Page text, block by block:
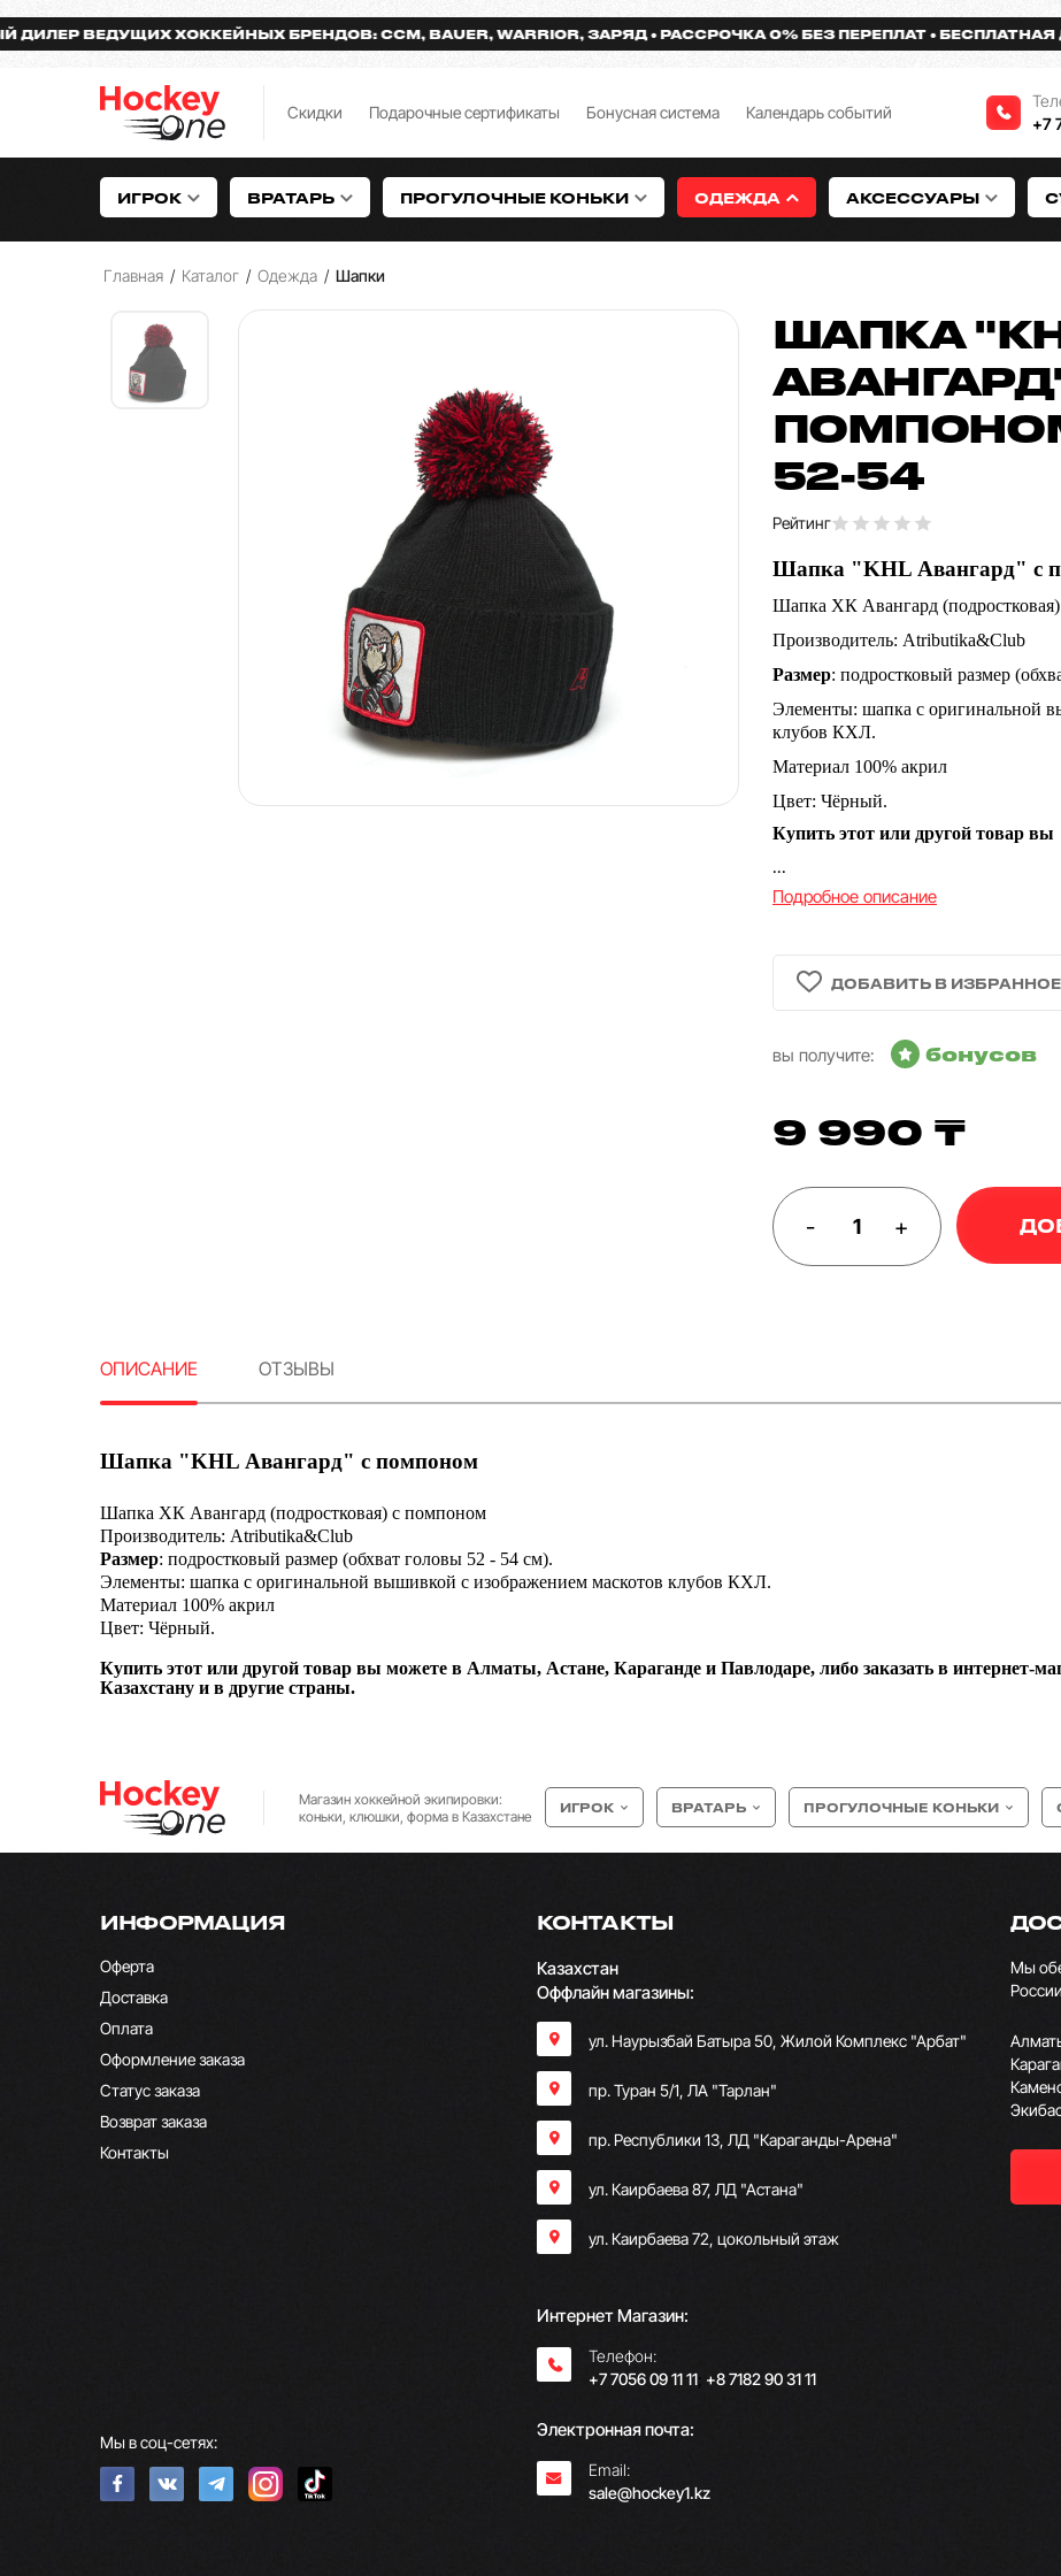
ВЕДУЩИХ ХОККЕЙНЫХ БРЕНДОВ: CCM, BAUER, WARRIOR, ЗАРЯД РАССРОЧКА 0% БЕЗ ПЕРЕПЛАТ БЕСПЛАТНАЯ
Скидки Подарочные сертификаты Бонусная система Календарь событий
+7
ИГРОК ВРАТАРЬ ПРОГУЛОЧНЫЕ КОНЬКИ ОДЕЖДА АКСЕССУАРЫ
Главная / Каталог / Одежда / Шапки
ШАПКА
52-54
Рейтинг
Шапка "KHL Авангард" с
Шапка ХК Авангард
Производитель: Atributika&Club
Размер: подростковый размер
Элементы: шапка с оригинальной
клубов КХЛ.
Материал 100% акрил
Цвет: Чёрный.
Купить этот или другой товар вы
...
Подробное описание
вы получите: бонусов
9 990 ₸
- +
ОПИСАНИЕ ОТЗЫВЫ
Шапка "KHL Авангард" с помпоном
Шапка ХК Авангард (подростковая) с помпоном
Производитель: Atributika&Club
Размер: подростковый размер (обхват головы 52 - 54 см).
Элементы: шапка с оригинальной вышивкой с изображением маскотов клубов КХЛ.
Материал 100% акрил
Цвет: Чёрный.
Купить этот или другой товар вы можете в Алматы, Астане, Караганде и Павлодаре, либо заказать в интернет-
Казахстану и в другие страны.
Магазин хоккейной экипировки:
коньки, клюшки, форма в Казахстане
ИГРОК ВРАТАРЬ ПРОГУЛОЧНЫЕ КОНЬКИ
ИНФОРМАЦИЯ
Оферта
Доставка
Оплата
Оформление заказа
Статус заказа
Возврат заказа
Контакты
Мы в соц-сетях:
КОНТАКТЫ
Казахстан
Оффлайн магазины:
ул. Наурызбай Батыра 50, Жилой Комплекс "Арбат"
пр. Туран 5/1, ЛА "Тарлан"
пр. Республики 13, ​ЛД "Караганды-Арена"
ул. Каирбаева 87, ЛД "Астана"
ул. Каирбаева 72, цокольный этаж
Интернет Магазин:
Телефон:
+7 7056 09 11 11; +8 7182 90 31 11
Электронная почта:
Email:
sale@hockey1.kz
Мы